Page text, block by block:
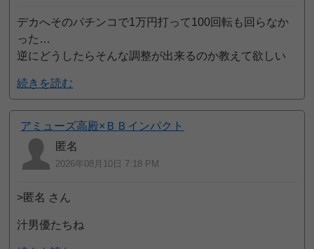
デカへそのパチンコで1万円打って100回転も回らなか
った…
逆にどうしたらそんな調整が出来るのか教えて欲しい
続きを読む
アミューズ高殿×ＢＢインパクト
匿名
2026年08月10日 7:18 PM
>匿名 さん
汁男優たちね